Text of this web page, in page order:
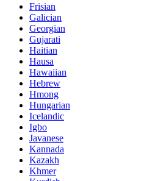
Frisian
Galician
Georgian
Gujarati
Haitian
Hausa
Hawaiian
Hebrew
Hmong
Hungarian
Icelandic
Igbo
Javanese
Kannada
Kazakh
Khmer